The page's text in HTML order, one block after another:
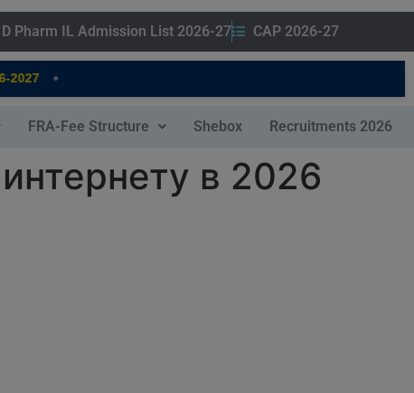
D Pharm IL Admission List 2026-27 CAP 2026-27
•
FRA-Fee Structure Shebox Recruitments 2026
в 2026